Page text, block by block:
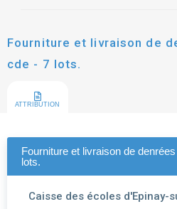
Fourniture et livraison de
cde - 7 lots.
ATTRIBUTION
Fourniture et livraison de
lots.
Caisse des écoles d'Epinay-